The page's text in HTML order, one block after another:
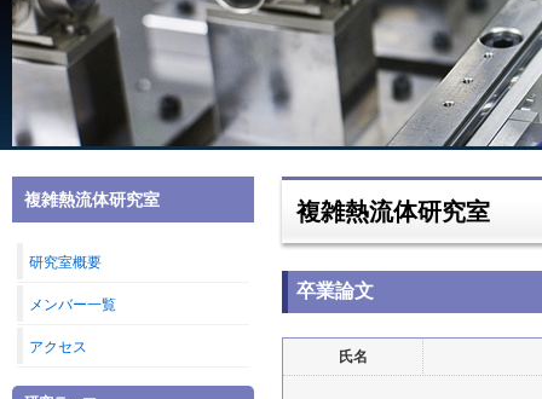
複雑熱流体研究室
研究室概要
メンバー一覧
アクセス
複雑熱流体研究室
卒業論文
氏名